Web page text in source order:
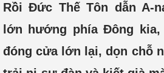
Rồi Đức Thế Tôn dẫn A-
lớn hướng phía Đông
đóng cửa lớn lại, dọn chỗ